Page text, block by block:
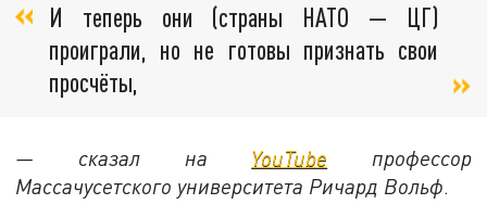
И теперь они (страны НАТО — ЦГ)
проиграли, но не готовы признать свои
просчёты,
— сказал на YouTube профессор
Массачусетского университета Ричард Вольф.